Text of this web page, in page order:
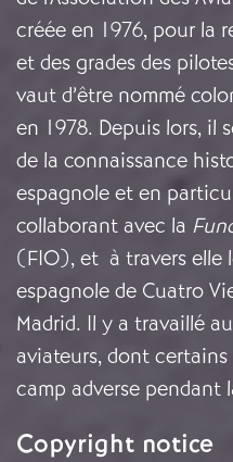
créée en 1976, pour la
et des grades des
vaut d’être nommé
en 1978. Depuis lors, il
de la connaissance
espagnole et en
collaborant avec la
(FIO), et à travers elle
espagnole de Cuatro
Madrid. Il y a travaillé
aviateurs, dont
camp adverse pendant
Copyright notice